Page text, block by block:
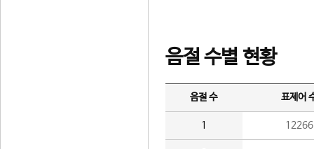
음절 수별 현황
음절 수 표제어
1 12266